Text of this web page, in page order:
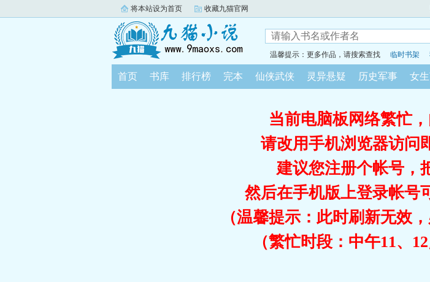
将本站设为首页 收藏九猫官网
温馨提示：更多作品，请搜索查找 临时书架
首页 书库 排行榜 完本 仙侠武侠 灵异悬疑 历史军事 女
当前电脑板网络繁忙
请改用手机浏览器访
建议您注册个帐号，
然后在手机版上登录帐号
（温馨提示：此时刷新无效
（繁忙时段：中午11、